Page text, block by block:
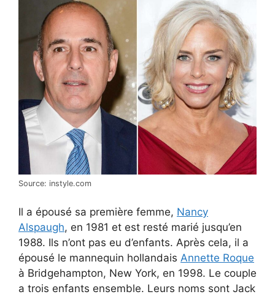
Source: instyle.com
Il a épousé sa première femme, Nancy
Alspaugh, en 1981 et est resté marié jusqu’en
1988. Ils n’ont pas eu d’enfants. Après cela, il a
épousé le mannequin hollandais Annette Roque
à Bridgehampton, New York, en 1998. Le couple
a trois enfants ensemble. Leurs noms sont Jack